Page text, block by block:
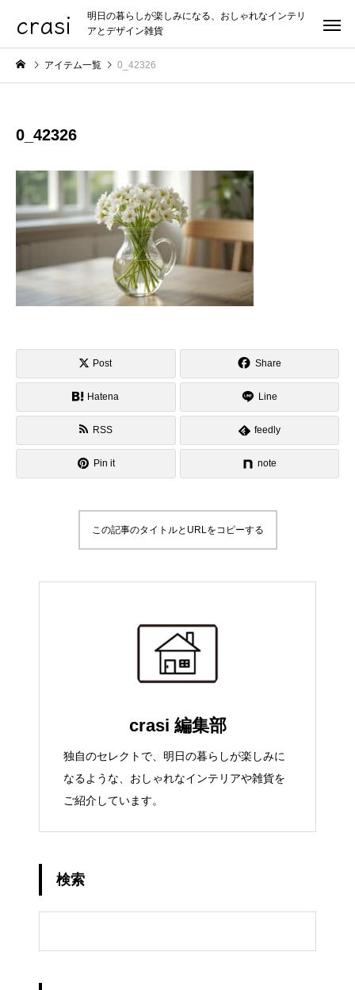
crasi
明日の暮らしが楽しみになる、おしゃれなインテリ
アとデザイン雑貨
アイテム一覧 0_42326
0_42326
Post Share
Hatena Line
RSS feedly
Pin it note
この記事のタイトルとURLをコピーする
crasi 編集部
独自のセレクトで、明日の暮らしが楽しみに
なるような、おしゃれなインテリアや雑貨を
ご紹介しています。
検索